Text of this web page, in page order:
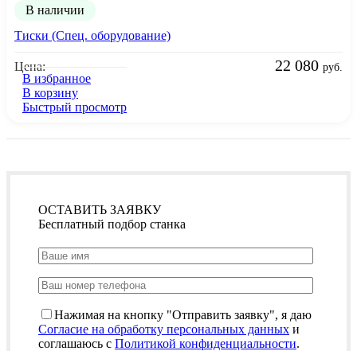
В наличии
Тиски (Спец. оборудование)
Цена: 22 080 руб.
В избранное
В корзину
Быстрый просмотр
ОСТАВИТЬ ЗАЯВКУ
Бесплатный подбор станка
Нажимая на кнопку "Отправить заявку", я даю
Согласие на обработку персональных данных и
соглашаюсь с Политикой конфиденциальности.